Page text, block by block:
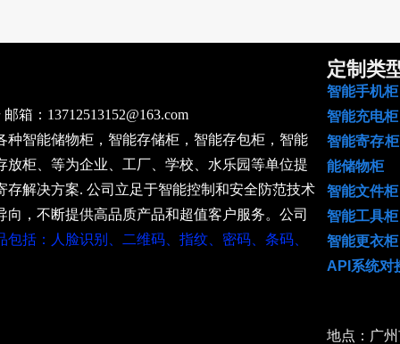
定制
智能手
智能充
智能
能
智能文
智能工具柜
智能更衣柜
API系统对
地点：广
箱：13712513152@163.com
智能储物柜，智能存储柜，智能存包柜，智能
柜、等为企业、工厂、学校、水乐园等单位提
解决方案. 公司立足于智能控制和安全防范技术
，不断提供高品质产品和超值客户服务。公司
包括：人脸识别、二维码、指纹、密码、条码、